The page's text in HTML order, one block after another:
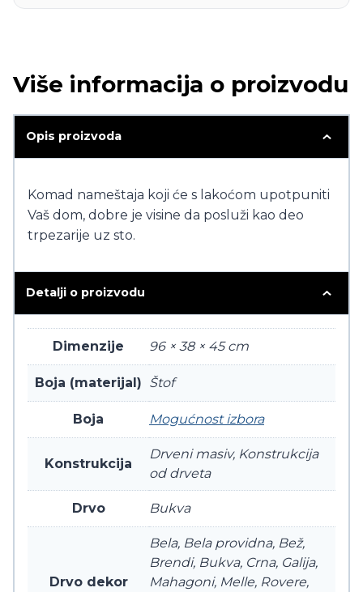
Više informacija o proizvodu
Opis proizvoda
Komad nameštaja koji će s lakoćom upotpuniti
Vaš dom, dobre je visine da posluži kao deo
trpezarije uz sto.
Detalji o proizvodu
Dimenzije 96 × 38 × 45 cm
Boja (materijal) Štof
Boja Mogućnost izbora
Konstrukcija
Drveni masiv, Konstrukcija
od drveta
Drvo Bukva
Drvo dekor
Bela, Bela providna, Bež,
Brendi, Bukva, Crna, Galija,
Mahagoni, Melle, Rovere,